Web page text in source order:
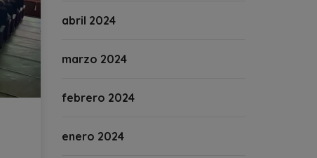
abril 2024
marzo 2024
febrero 2024
enero 2024